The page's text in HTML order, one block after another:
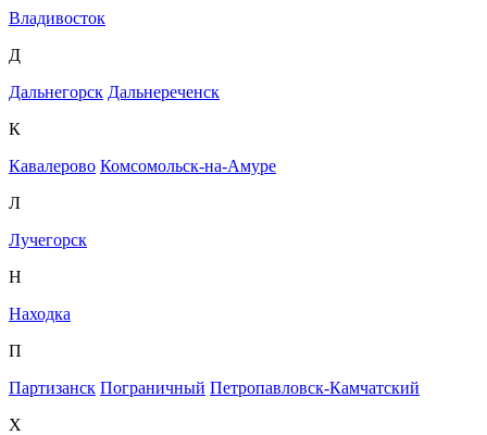
Владивосток
Д
Дальнегорск Дальнереченск
К
Кавалерово Комсомольск-на-Амуре
Л
Лучегорск
Н
Находка
П
Партизанск Пограничный Петропавловск-Камчатский
Х